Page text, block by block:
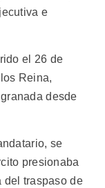
e
el 26 de
Reina,
desde
se
presionaba
del traspaso de